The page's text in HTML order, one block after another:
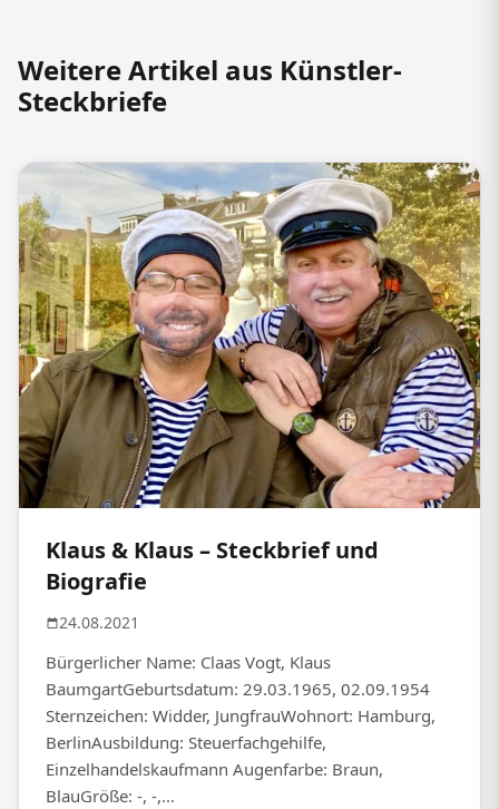
Weitere Artikel aus Künstler-
Steckbriefe
Klaus & Klaus – Steckbrief und
Biografie
24.08.2021
Bürgerlicher Name: Claas Vogt, Klaus
BaumgartGeburtsdatum: 29.03.1965, 02.09.1954
Sternzeichen: Widder, JungfrauWohnort: Hamburg,
BerlinAusbildung: Steuerfachgehilfe,
Einzelhandelskaufmann Augenfarbe: Braun,
BlauGröße: -, -,...